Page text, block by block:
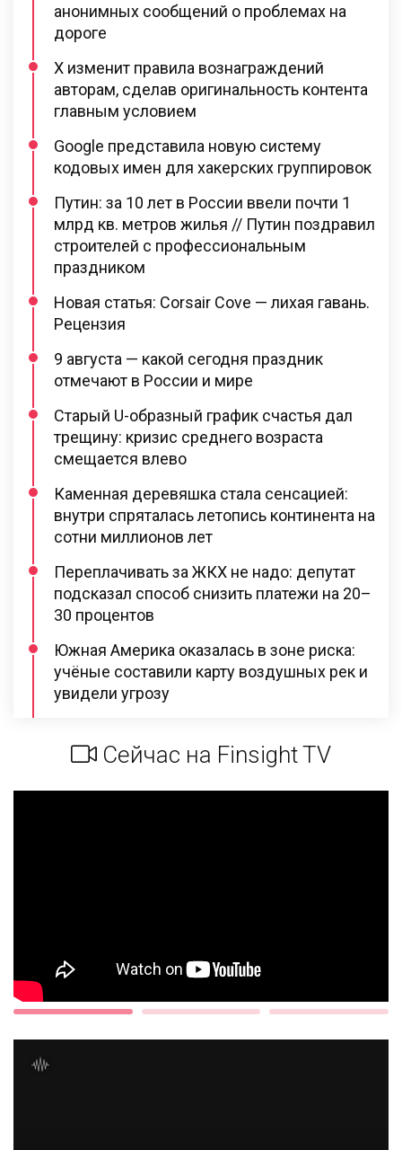
анонимных сообщений о проблемах на
дороге
X изменит правила вознаграждений
авторам, сделав оригинальность контента
главным условием
Google представила новую систему
кодовых имен для хакерских группировок
Путин: за 10 лет в России ввели почти 1
млрд кв. метров жилья // Путин поздравил
строителей с профессиональным
праздником
Новая статья: Corsair Cove — лихая гавань.
Рецензия
9 августа — какой сегодня праздник
отмечают в России и мире
Старый U-образный график счастья дал
трещину: кризис среднего возраста
смещается влево
Каменная деревяшка стала сенсацией:
внутри спряталась летопись континента на
сотни миллионов лет
Переплачивать за ЖКХ не надо: депутат
подсказал способ снизить платежи на 20–
30 процентов
Южная Америка оказалась в зоне риска:
учёные составили карту воздушных рек и
увидели угрозу
Сейчас на Finsight TV